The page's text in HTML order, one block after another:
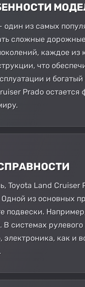
один из самых
сложные
каждое
что
и
Prado
Toyota Land
из основных
подвески.
В системах
электроника, как